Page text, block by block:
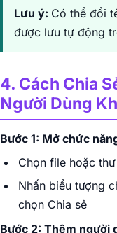
Lưu ý: Có thể đổi
được lưu tự động
4. Cách Chia
Người Dùng
Bước 1: Mở chức
Chọn file hoặc
Nhấn biểu tượng
chọn Chia sẻ
Bước 2: Thêm người